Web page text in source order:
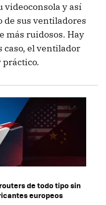
videoconsola y así
sus ventiladores
más ruidosos. Hay
caso, el ventilador
práctico.
de todo tipo sin
europeos